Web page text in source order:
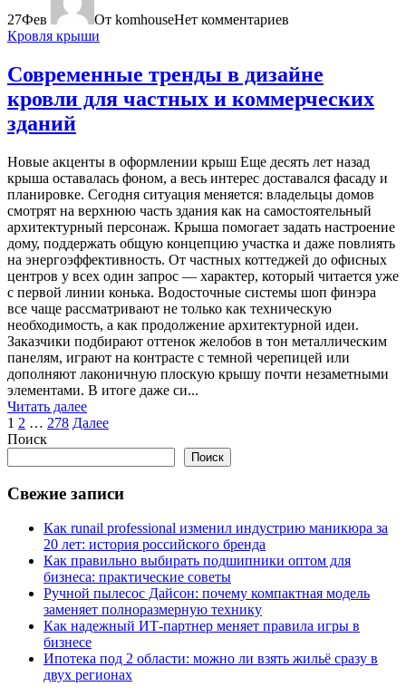
27Фев От komhouseНет комментариев
Кровля крыши
Современные тренды в дизайне
кровли для частных и коммерческих
зданий
Новые акценты в оформлении крыш Еще десять лет назад
крыша оставалась фоном, а весь интерес доставался фасаду и
планировке. Сегодня ситуация меняется: владельцы домов
смотрят на верхнюю часть здания как на самостоятельный
архитектурный персонаж. Крыша помогает задать настроение
дому, поддержать общую концепцию участка и даже повлиять
на энергоэффективность. От частных коттеджей до офисных
центров у всех один запрос — характер, который читается уже
с первой линии конька. Водосточные системы шоп финэра
все чаще рассматривают не только как техническую
необходимость, а как продолжение архитектурной идеи.
Заказчики подбирают оттенок желобов в тон металлическим
панелям, играют на контрасте с темной черепицей или
дополняют лаконичную плоскую крышу почти незаметными
элементами. В итоге даже си...
Читать далее
Пагинация
записей
1 2 … 278 Далее
Поиск
Поиск
Свежие записи
Как runail professional изменил индустрию маникюра за
20 лет: история российского бренда
Как правильно выбирать подшипники оптом для
бизнеса: практические советы
Ручной пылесос Дайсон: почему компактная модель
заменяет полноразмерную технику
Как надежный ИТ-партнер меняет правила игры в
бизнесе
Ипотека под 2 области: можно ли взять жильё сразу в
двух регионах